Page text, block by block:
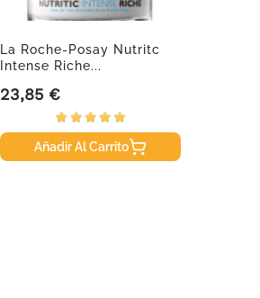
La Roche-Posay Nutritc
Intense Riche...
Precio
23,85 €
Añadir Al Carrito